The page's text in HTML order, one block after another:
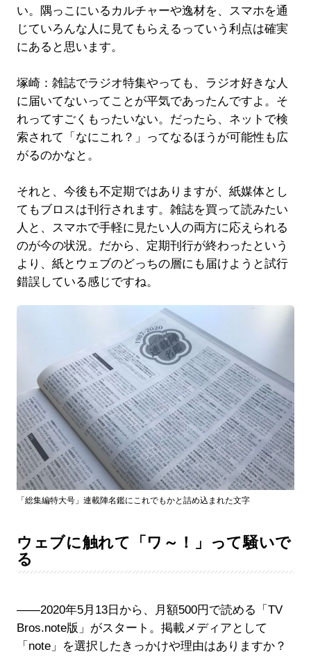
い。隅っこにいるカルチャーや逸材を、スマホを通
じていろんな人に見てもらえるっていう利点は確実
にあると思います。
塚崎：雑誌でラジオ特集やっても、ラジオ好きな人
に届いてないってことが平気であったんですよ。そ
れってすごくもったいない。だったら、ネットで検
索されて「なにこれ？」ってなるほうが可能性も広
がるのかなと。
それと、今後も不定期ではありますが、紙媒体とし
てもブロスは刊行されます。雑誌を買って読みたい
人と、スマホで手軽に見たい人の両方に応えられる
のが今の状況。だから、定期刊行が終わったという
より、紙とウェブのどっちの層にも届けようと試行
錯誤している感じですね。
「総集編特大号」連載陣名鑑にこれでもかと詰め込まれた文字
ウェブに触れて「ワ～！」って騒いで
る
――2020年5月13日から、月額500円で読める「TV
Bros.note版」がスタート。掲載メディアとして
「note」を選択したきっかけや理由はありますか？